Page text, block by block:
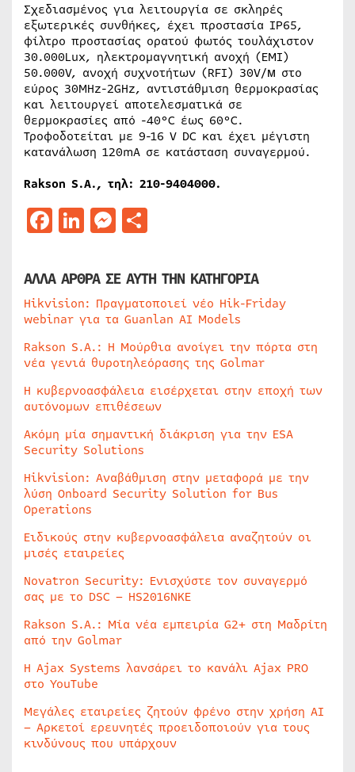
Σχεδιασμένος για λειτουργία σε σκληρές
εξωτερικές συνθήκες, έχει προστασία IP65,
φίλτρο προστασίας ορατού φωτός τουλάχιστον
30.000Lux, ηλεκτρομαγνητική ανοχή (EMI)
50.000V, ανοχή συχνοτήτων (RFI) 30V/м στο
εύρος 30MHz-2GHz, αντιστάθμιση θερμοκρασίας
και λειτουργεί αποτελεσματικά σε
θερμοκρασίες από -40°C έως 60°C.
Τροφοδοτείται με 9-16 V DC και έχει μέγιστη
κατανάλωση 120mA σε κατάσταση συναγερμού.
Rakson S.A., τηλ: 210-9404000.
Facebook
LinkedIn
Messenger
ΑΛΛΑ ΑΡΘΡΑ ΣΕ ΑΥΤΗ ΤΗΝ ΚΑΤΗΓΟΡΙΑ
Hikvision: Πραγματοποιεί νέο Hik-Friday
webinar για τα Guanlan AI Models
Rakson S.A.: Η Μούρθια ανοίγει την πόρτα στη
νέα γενιά θυροτηλεόρασης της Golmar
Η κυβερνοασφάλεια εισέρχεται στην εποχή των
αυτόνομων επιθέσεων
Ακόμη μία σημαντική διάκριση για την ESA
Security Solutions
Hikvision: Αναβάθμιση στην μεταφορά με την
λύση Onboard Security Solution for Bus
Operations
Ειδικούς στην κυβερνοασφάλεια αναζητούν οι
μισές εταιρείες
Novatron Security: Ενισχύστε τον συναγερμό
σας με το DSC – HS2016NKE
Rakson S.A.: Μία νέα εμπειρία G2+ στη Μαδρίτη
από την Golmar
Η Ajax Systems λανσάρει το κανάλι Ajax PRO
στο YouTube
Μεγάλες εταιρείες ζητούν φρένο στην χρήση AI
– Αρκετοί ερευνητές προειδοποιούν για τους
κινδύνους που υπάρχουν